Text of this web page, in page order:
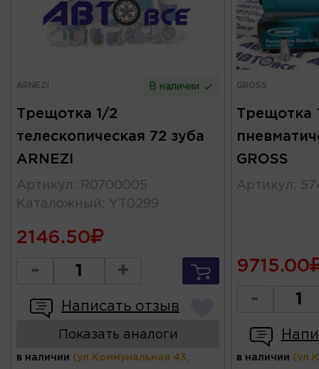
ARNEZI В наличии
Трещотка 1/2
телескопическая 72 зуба
ARNEZI
Артикул :
R0700005
Каталожный : YT0299
2146.50
- +
Написать отзыв
Показать аналоги
в наличии (ул.Коммунальная 43,
GROSS
Трещотка
GROSS
Артикул :
9715.00
-
в наличии